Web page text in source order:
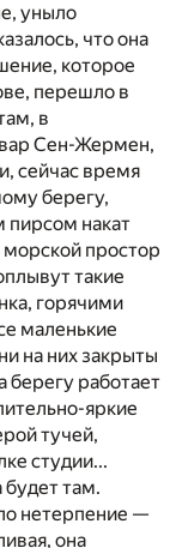
уныло
что она
которое
перешло в
в
Сен-Жермен,
сейчас время
берегу,
пирсом накат
простор
такие
горячими
маленькие
на них закрыты
берегу работает
яркие
тучей,
студии...
там.
нетерпение —
она